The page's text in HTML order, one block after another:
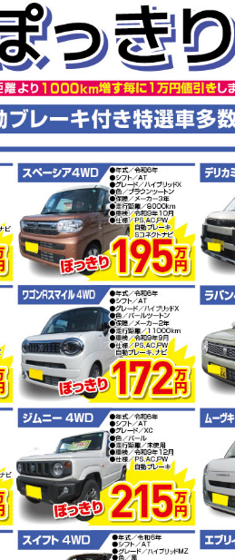
ました。
)
ました。
月)
ました。
催! 10/1(土)~11/30(水)
催! 6/1(水)~7/31(日)
木)
ました。
)
ました。
日)
ました。
)
ました。
土)
ました。